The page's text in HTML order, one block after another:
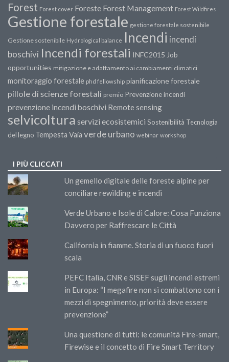
Forest Forest cover Foreste Forest Management Forest Wildfires
Gestione forestale gestione forestale sostenibile
Gestione sostenibile Hydrological balance Incendi incendi
boschivi Incendi forestali INFC2015 Job
opportunities mitigazione e adattamento ai cambiamenti climatici
monitoraggio forestale phd fellowship pianificazione forestale
pillole di scienze forestali premio Prevenzione incendi
prevenzione incendi boschivi Remote sensing
selvicoltura servizi ecosistemici Sostenibilità Tecnologia
del legno Tempesta Vaia verde urbano webinar workshop
I PIÙ CLICCATI
Un gemello digitale delle foreste alpine per
conciliare rewilding e incendi
Verde Urbano e Isole di Calore: Cosa Funziona
Davvero per Raffrescare le Città
California in fiamme. Storia di un fuoco fuori
scala
PEFC Italia, CNR e SISEF sugli incendi estremi
in Europa: “I megafire non si combattono con i
mezzi di spegnimento, priorità deve essere
prevenzione”
Una questione di tutti: le comunità Fire-smart,
Firewise e il concetto di Fire Smart Territory